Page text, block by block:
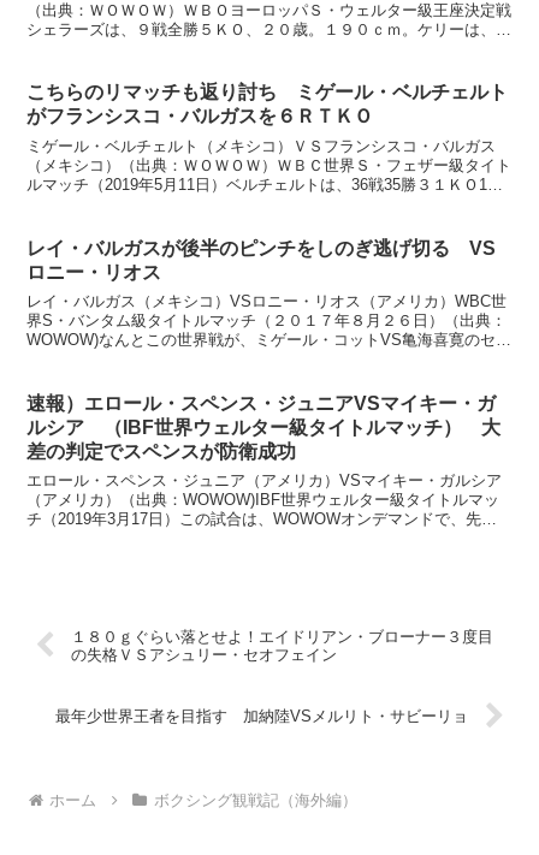
（出典：ＷＯＷＯＷ）ＷＢＯヨーロッパＳ・ウェルター級王座決定戦
シェラーズは、９戦全勝５ＫＯ、２０歳。１９０ｃｍ。ケリーは、１
こちらのリマッチも返り討ち ミゲール・ベルチェルト
がフランシスコ・バルガスを６ＲＴＫＯ
ミゲール・ベルチェルト（メキシコ）ＶＳフランシスコ・バルガス
（メキシコ）（出典：ＷＯＷＯＷ）ＷＢＣ世界Ｓ・フェザー級タイト
ルマッチ（2019年5月11日）ベルチェルトは、36戦35勝３１ＫＯ1
レイ・バルガスが後半のピンチをしのぎ逃げ切る VS
ロニー・リオス
レイ・バルガス（メキシコ）VSロニー・リオス（アメリカ）WBC世
界S・バンタム級タイトルマッチ（２０１７年８月２６日）（出典：
WOWOW)なんとこの世界戦が、ミゲール・コットVS亀海喜寛のセミ
速報）エロール・スペンス・ジュニアVSマイキー・ガ
ルシア （IBF世界ウェルター級タイトルマッチ） 大
差の判定でスペンスが防衛成功
エロール・スペンス・ジュニア（アメリカ）VSマイキー・ガルシア
（アメリカ）（出典：WOWOW)IBF世界ウェルター級タイトルマッ
チ（2019年3月17日）この試合は、WOWOWオンデマンドで、先行
１８０ｇぐらい落とせよ！エイドリアン・ブローナー３度目
の失格ＶＳアシュリー・セオフェイン
最年少世界王者を目指す 加納陸VSメルリト・サビーリョ
ホーム ボクシング観戦記（海外編）